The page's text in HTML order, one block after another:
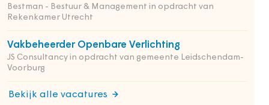
Bestman - Bestuur & Management in opdracht van
Rekenkamer Utrecht
Vakbeheerder Openbare Verlichting
JS Consultancy in opdracht van gemeente Leidschendam-
Voorburg
Bekijk alle vacatures